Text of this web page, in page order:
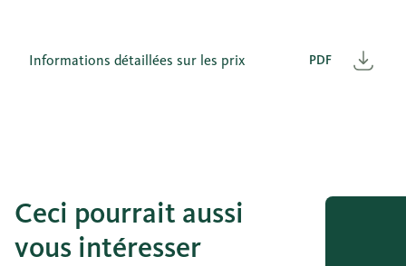
PDF
Informations détaillées sur les prix
Ceci pourrait aussi
vous intéresser